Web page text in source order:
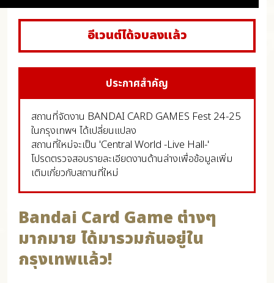
อีเวนต์ได้จบลงแล้ว
ประกาศสำคัญ
สถานที่จัดงาน BANDAI CARD GAMES Fest 24-25
ในกรุงเทพฯ ได้เปลี่ยนแปลง
สถานที่ใหม่จะเป็น 'Central World -Live Hall-'
โปรดตรวจสอบรายละเอียดงานด้านล่างเพื่อข้อมูลเพิ่ม
เติมเกี่ยวกับสถานที่ใหม่
Bandai Card Game ต่างๆ
มากมาย ได้มารวมกันอยู่ใน
กรุงเทพแล้ว!